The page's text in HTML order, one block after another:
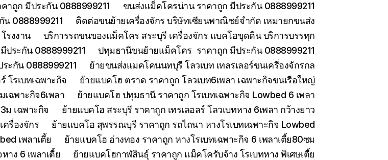
าถูก มีประกัน 0888999211
ขนส่งแม็คโครน่าน ราคาถูก มีประกัน 0888999211
0888999211
ติดต่อขนย้ายเครื่องจักร บริษัทเซียนพาณิชย์จำกัด เหมายกขนส่ง
รงงาน
บริการรถขนของแม็คโคร สระบุรี เครื่องจักร แบคโฮขุดดิน บริการบรรทุก
ประกัน 0888999211
ปทุมธานีขนย้ายแม็คโคร ราคาถูก มีประกัน 0888999211
ะกัน 0888999211
ย้ายขนส่งแมคโคนนทบุรี โลวเบท เทลรเลอร์ขนเครี่องจักรกล
โรเบทเฉพาะกิจ
ย้ายแบคโฮ ตราด ราคาถูก โลวเบท6เพลา เฉพาะกิจขนเรือใหญ่
ฉพาะกิจ6เพลา
ย้ายแบคโฮ ปทุมธานี ราคาถูก โรเบทเฉพาะกิจ Lowbed 6 เพลา
ม เฉพาะกิจ
ย้ายแบคโฮ สระบุรี ราคาถูก เทรเลอลร์ โลวเบทหาง 6เพลา กว้างยาว
ครื่องจักร
ย้ายแบคโฮ สุพรรณบุรี ราคาถูก รถไถนา หางโรเบทเฉพาะกิจ Lowbed
เพลาเตี้ย
ย้ายแบคโฮ อ่างทอง ราคาถูก หางโรเบทเฉพาะกิจ 6 เพลาเตี้ย80ซม
าง 6 เพลาเตี้ย
ย้ายแบคโฮกาฬสินธุ์ ราคาถูก แม็คโครับจ้าง โรเบทหาง พิเศษเตี้ย